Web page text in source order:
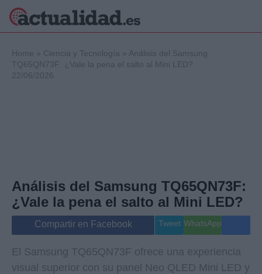
Internacional
Viajes
Gente
Musica
Home » Ciencia y Tecnología » Análisis del Samsung
TQ65QN73F: ¿Vale la pena el salto al Mini LED?
22/06/2026
Análisis del Samsung TQ65QN73F:
¿Vale la pena el salto al Mini LED?
Compartir en Facebook Tweet WhatsApp
El Samsung TQ65QN73F ofrece una experiencia
visual superior con su panel Neo QLED Mini LED y